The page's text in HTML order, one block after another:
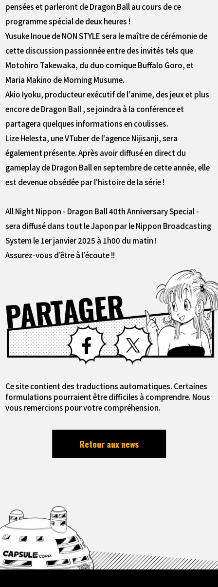
pensées et parleront de Dragon Ball au cours de ce
programme spécial de deux heures !
Yusuke Inoue de NON STYLE sera le maître de cérémonie de
cette discussion passionnée entre des invités tels que
Motohiro Takewaka, du duo comique Buffalo Goro, et
Maria Makino de Morning Musume.
Akio Iyoku, producteur exécutif de l'anime, des jeux et plus
encore de Dragon Ball , se joindra à la conférence et
partagera quelques informations en coulisses.
Lize Helesta, une VTuber de l'agence Nijisanji, sera
également présente. Après avoir diffusé en direct du
gameplay de Dragon Ball en septembre de cette année, elle
est devenue obsédée par l'histoire de la série !
All Night Nippon - Dragon Ball 40th Anniversary Special -
sera diffusé dans tout le Japon par le Nippon Broadcasting
System le 1er janvier 2025 à 1h00 du matin !
Assurez-vous d’être à l’écoute !!
PARTAGERFacebook X
Ce site contient des traductions automatiques. Certaines
formulations pourraient être difficiles à comprendre. Nous
vous remercions pour votre compréhension.
Retour aux news